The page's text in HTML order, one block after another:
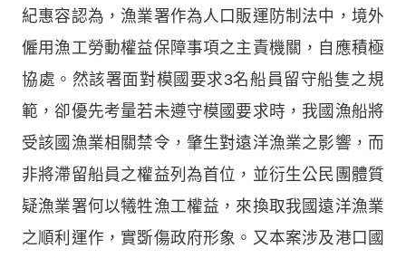
紀惠容認為，漁業署作為人口販運防制法中，境外
僱用漁工勞動權益保障事項之主責機關，自應積極
協處。然該署面對模國要求3名船員留守船隻之規
範，卻優先考量若未遵守模國要求時，我國漁船將
受該國漁業相關禁令，肇生對遠洋漁業之影響，而
非將滯留船員之權益列為首位，並衍生公民團體質
疑漁業署何以犧牲漁工權益，來換取我國遠洋漁業
之順利運作，實斲傷政府形象。又本案涉及港口國